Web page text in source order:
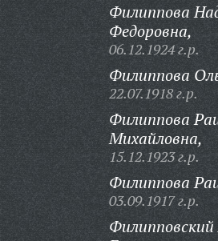
Филиппова
Федоровна,
06.12.1924 г.р.
Филиппова
22.07.1918 г.р.
Филиппова
Михайловна,
15.12.1923 г.р.
Филиппова
03.09.1917 г.р.
Филипповский